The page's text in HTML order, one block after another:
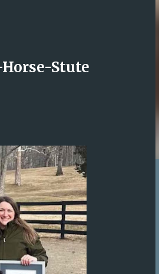
Stute